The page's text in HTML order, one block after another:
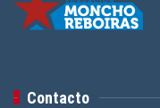
Contacto